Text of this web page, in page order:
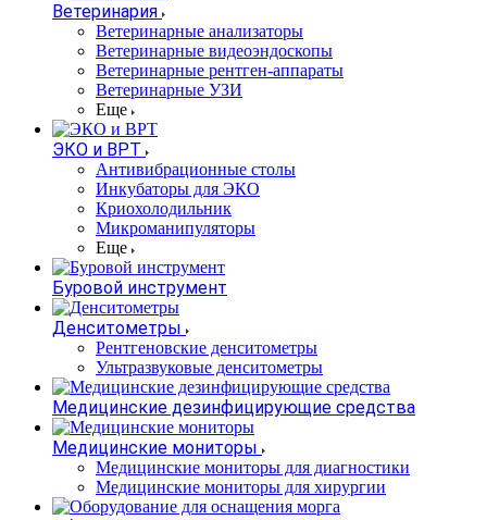
Ветеринария
Ветеринарные анализаторы
Ветеринарные видеоэндоскопы
Ветеринарные рентген-аппараты
Ветеринарные УЗИ
Еще
ЭКО и ВРТ
Антивибрационные столы
Инкубаторы для ЭКО
Криохолодильник
Микроманипуляторы
Еще
Буровой инструмент
Денситометры
Рентгеновские денситометры
Ультразвуковые денситометры
Медицинские дезинфицирующие средства
Медицинские мониторы
Медицинские мониторы для диагностики
Медицинские мониторы для хирургии